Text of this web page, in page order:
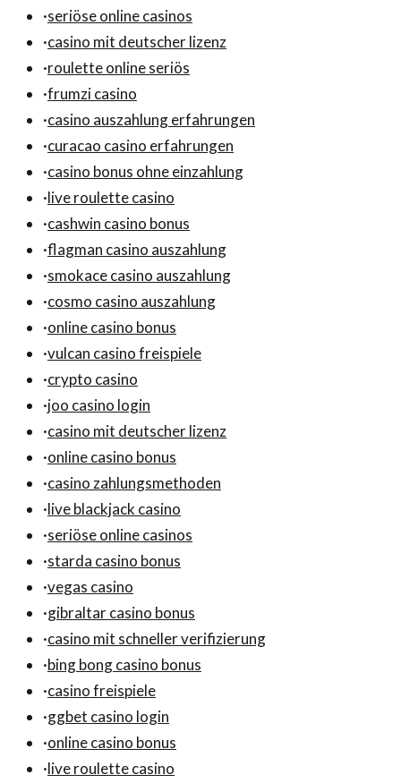
·seriöse online casinos
·casino mit deutscher lizenz
·roulette online seriös
·frumzi casino
·casino auszahlung erfahrungen
·curacao casino erfahrungen
·casino bonus ohne einzahlung
·live roulette casino
·cashwin casino bonus
·flagman casino auszahlung
·smokace casino auszahlung
·cosmo casino auszahlung
·online casino bonus
·vulcan casino freispiele
·crypto casino
·joo casino login
·casino mit deutscher lizenz
·online casino bonus
·casino zahlungsmethoden
·live blackjack casino
·seriöse online casinos
·starda casino bonus
·vegas casino
·gibraltar casino bonus
·casino mit schneller verifizierung
·bing bong casino bonus
·casino freispiele
·ggbet casino login
·online casino bonus
·live roulette casino